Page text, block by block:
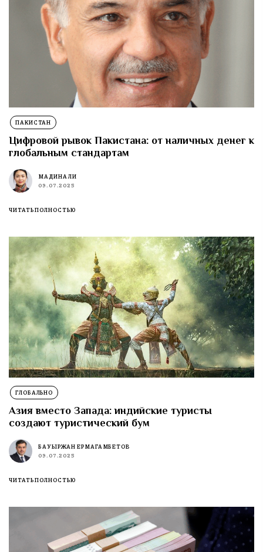
ПАКИСТАН
Цифровой рывок Пакистана: от наличных денег к
глобальным стандартам
МАДИНА ЛИ
09.07.2025
ЧИТАТЬ ПОЛНОСТЬЮ
ГЛОБАЛЬНО
Азия вместо Запада: индийские туристы
создают туристический бум
БАУЫРЖАН ЕРМАГАМБЕТОВ
09.07.2025
ЧИТАТЬ ПОЛНОСТЬЮ